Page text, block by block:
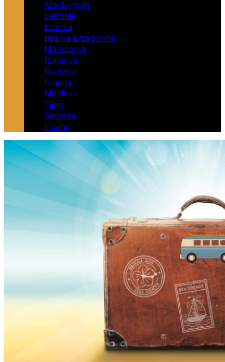
Azerbaigian
Lettonia
Estonia
Bosnia-Erzegovina
Macedonia
Romania
Bulgaria
Islanda
Moldova
Cipro
Andorra
Libano